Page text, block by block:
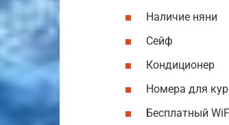
Наличие няни
Сейф
Кондиционер
Номера для
Бесплатный